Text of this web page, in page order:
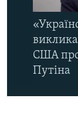
США про
Путіна